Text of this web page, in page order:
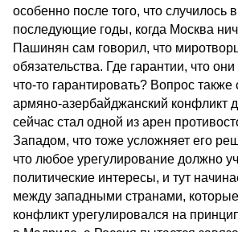
особенно после того, что случилось
последующие годы, когда Москва
Пашинян сам говорил, что
обязательства. Где гарантии, что
что-то гарантировать? Вопрос также
армяно-азербайджанский конфликт
сейчас стал одной из арен
Западом, что тоже усложняет его
что любое урегулирование должно
политические интересы, и тут
между западными странами, которые
конфликт урегулировался на